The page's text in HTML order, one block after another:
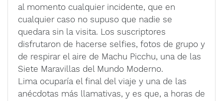
al momento cualquier incidente, que en
cualquier caso no supuso que nadie se
quedara sin la visita. Los suscriptores
disfrutaron de hacerse selfies, fotos de grupo y
de respirar el aire de Machu Picchu, una de las
Siete Maravillas del Mundo Moderno.
Lima ocuparía el final del viaje y una de las
anécdotas más llamativas, y es que, a horas de